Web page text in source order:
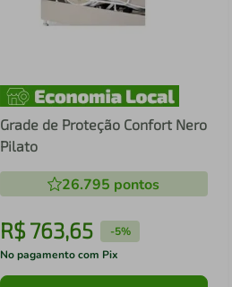
Grade de Proteção Confort Nero
Pilato
26.795 pontos
R$ 763,65 -5%
No pagamento com Pix